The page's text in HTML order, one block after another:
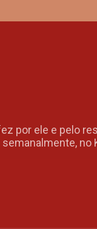
por ele e pelo
no